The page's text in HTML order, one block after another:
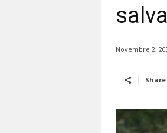
Novembre 2,
Share